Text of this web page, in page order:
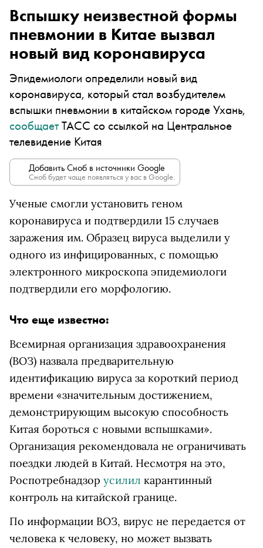
Вспышку неизвестной формы
пневмонии в Китае вызвал
новый вид коронавируса
Эпидемиологи определили новый вид
коронавируса, который стал возбудителем
вспышки пневмонии в китайском городе Ухань,
сообщаетТАСС со ссылкой на Центральное
телевидение Китая
Добавить Сноб в источники Google
Сноб будет чаще появляться у вас в Google.
Ученые смогли установить геном
коронавируса и подтвердили 15 случаев
заражения им. Образец вируса выделили у
одного из инфицированных, с помощью
электронного микроскопа эпидемиологи
подтвердили его морфологию.
Что еще известно:
Всемирная организация здравоохранения
(ВОЗ) назвала предварительную
идентификацию вируса за короткий период
времени «значительным достижением,
демонстрирующим высокую способность
Китая бороться с новыми вспышками».
Организация рекомендовала не ограничивать
поездки людей в Китай. Несмотря на это,
Роспотребнадзор усилил карантинный
контроль на китайской границе.
По информации ВОЗ, вирус не передается от
человека к человеку, но может вызвать